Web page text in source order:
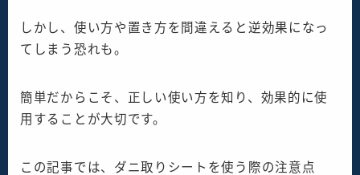
しかし、使い方や置き方を間違えると逆効果になっ
てしまう恐れも。
簡単だからこそ、正しい使い方を知り、効果的に使
用することが大切です。
この記事では、ダニ取りシートを使う際の注意点